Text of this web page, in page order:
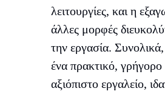
λειτουργίες, και η
άλλες μορφές
την εργασία. Συνολικά,
ένα πρακτικό, γρήγορο
αξιόπιστο εργαλείο,